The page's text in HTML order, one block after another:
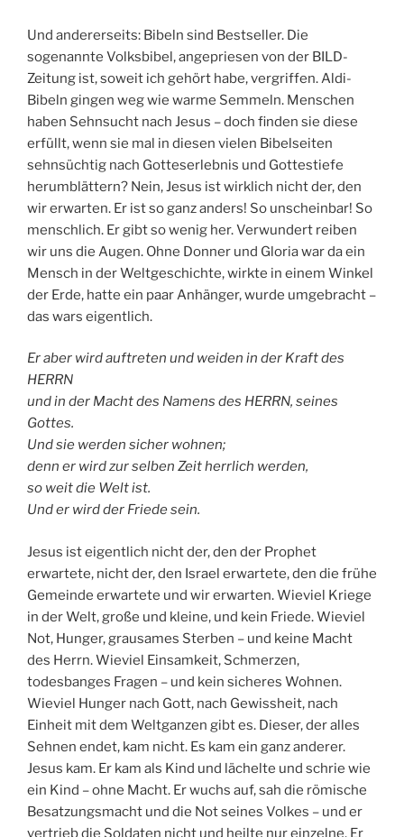
Und andererseits: Bibeln sind Bestseller. Die
sogenannte Volksbibel, angepriesen von der BILD-
Zeitung ist, soweit ich gehört habe, vergriffen. Aldi-
Bibeln gingen weg wie warme Semmeln. Menschen
haben Sehnsucht nach Jesus – doch finden sie diese
erfüllt, wenn sie mal in diesen vielen Bibelseiten
sehnsüchtig nach Gotteserlebnis und Gottestiefe
herumblättern? Nein, Jesus ist wirklich nicht der, den
wir erwarten. Er ist so ganz anders! So unscheinbar! So
menschlich. Er gibt so wenig her. Verwundert reiben
wir uns die Augen. Ohne Donner und Gloria war da ein
Mensch in der Weltgeschichte, wirkte in einem Winkel
der Erde, hatte ein paar Anhänger, wurde umgebracht –
das wars eigentlich.
Er aber wird auftreten und weiden in der Kraft des
HERRN
und in der Macht des Namens des HERRN, seines
Gottes.
Und sie werden sicher wohnen;
denn er wird zur selben Zeit herrlich werden,
so weit die Welt ist.
Und er wird der Friede sein.
Jesus ist eigentlich nicht der, den der Prophet
erwartete, nicht der, den Israel erwartete, den die frühe
Gemeinde erwartete und wir erwarten. Wieviel Kriege
in der Welt, große und kleine, und kein Friede. Wieviel
Not, Hunger, grausames Sterben – und keine Macht
des Herrn. Wieviel Einsamkeit, Schmerzen,
todesbanges Fragen – und kein sicheres Wohnen.
Wieviel Hunger nach Gott, nach Gewissheit, nach
Einheit mit dem Weltganzen gibt es. Dieser, der alles
Sehnen endet, kam nicht. Es kam ein ganz anderer.
Jesus kam. Er kam als Kind und lächelte und schrie wie
ein Kind – ohne Macht. Er wuchs auf, sah die römische
Besatzungsmacht und die Not seines Volkes – und er
vertrieb die Soldaten nicht und heilte nur einzelne. Er